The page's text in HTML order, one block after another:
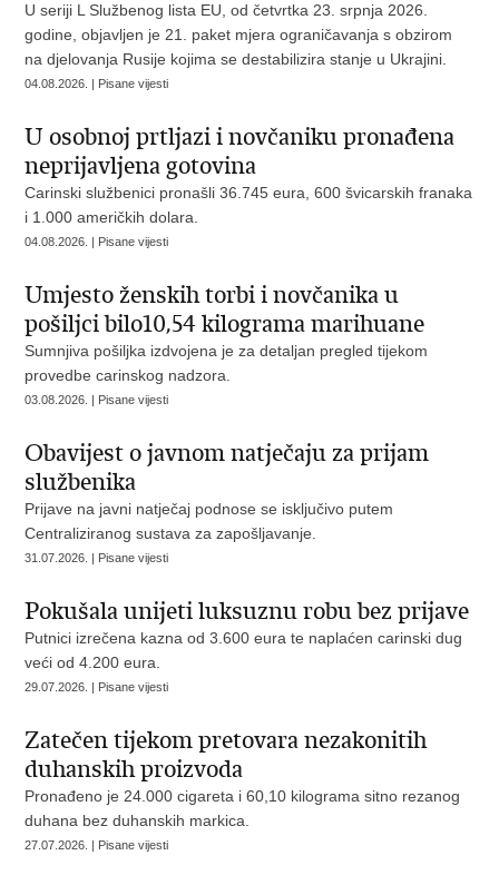
U seriji L Službenog lista EU, od četvrtka 23. srpnja 2026.
godine, objavljen je 21. paket mjera ograničavanja s obzirom
na djelovanja Rusije kojima se destabilizira stanje u Ukrajini.
04.08.2026. | Pisane vijesti
U osobnoj prtljazi i novčaniku pronađena
neprijavljena gotovina
Carinski službenici pronašli 36.745 eura, 600 švicarskih franaka
i 1.000 američkih dolara.
04.08.2026. | Pisane vijesti
Umjesto ženskih torbi i novčanika u
pošiljci bilo10,54 kilograma marihuane
Sumnjiva pošiljka izdvojena je za detaljan pregled tijekom
provedbe carinskog nadzora.
03.08.2026. | Pisane vijesti
Obavijest o javnom natječaju za prijam
službenika
Prijave na javni natječaj podnose se isključivo putem
Centraliziranog sustava za zapošljavanje.
31.07.2026. | Pisane vijesti
Pokušala unijeti luksuznu robu bez prijave
Putnici izrečena kazna od 3.600 eura te naplaćen carinski dug
veći od 4.200 eura.
29.07.2026. | Pisane vijesti
Zatečen tijekom pretovara nezakonitih
duhanskih proizvoda
Pronađeno je 24.000 cigareta i 60,10 kilograma sitno rezanog
duhana bez duhanskih markica.
27.07.2026. | Pisane vijesti